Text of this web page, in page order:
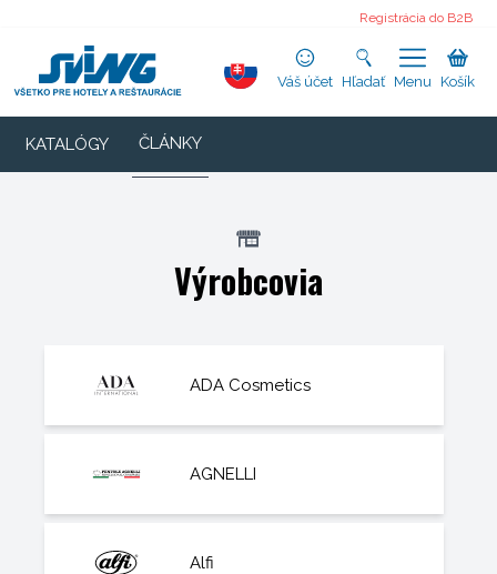
Registrácia do B2B
Váš účet Hľadať Menu Košík
KATALÓGY ČLÁNKY
Výrobcovia
ADA Cosmetics
AGNELLI
Alfi